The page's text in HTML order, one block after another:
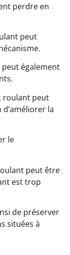
perdre en
peut
également
roulant peut
la
le
peut être
est trop
de préserver
situées à